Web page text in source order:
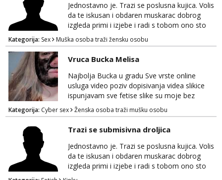
Tel:064/677-677- Kod: #142
tel:0,93€ - mob:1,12€ min
Jednostavno je. Trazi se poslusna kujica. Volis
da te iskusan i obdaren muskarac dobrog
izgleda primi i izjebe i radi s tobom ono sto
on zeli raditi. Cura si van okvira,kinky i
poslusna. Idealno 25 godina max okvirno 40.
Nikakve umisljene femy ko fol ljepotice me ne
interesiraju. Stop pederima i slicnima. Stop
bonovima i slicne gluposti. Javi se sa slikom i
ukratko o sebi na: naal_naal@yahoo...
Kategorija: Sex Muška osoba traži žensku osobu
Vruca Bucka Melisa
Najbolja Bucka u gradu Sve vrste online
usluga video poziv dopisivanja videa slikice
ispunjavam sve fetise slike su moje bez
neugodnih iznenađenja javiti se na wap:
+385998702942
Kategorija: Cyber sex Ženska osoba traži mušku osobu
Trazi se submisivna droljica
Jednostavno je. Trazi se poslusna kujica. Volis
da te iskusan i obdaren muskarac dobrog
izgleda primi i izjebe i radi s tobom ono sto
on zeli raditi. Cura si van okvira,kinky i